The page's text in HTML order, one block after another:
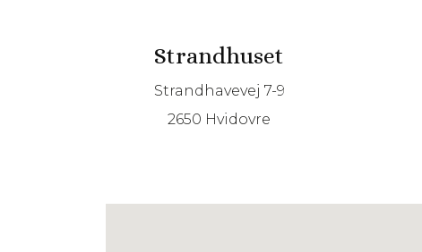
Strandhuset
Strandhavevej 7-9
2650 Hvidovre